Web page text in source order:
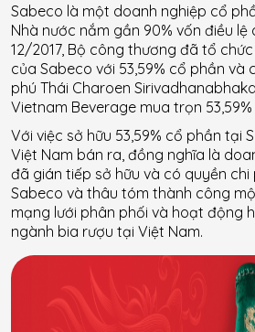
Sabeco là một doanh nghiệp cổ
Nhà nước nắm gần 90% vốn điều lệ
12/2017, Bộ công thương đã tổ
của Sabeco với 53,59% cổ phần
phú Thái Charoen
Vietnam Beverage mua trọn
Với việc sở hữu 53,59% cổ phần tại
Việt Nam bán ra, đồng nghĩa là
đã gián tiếp sở hữu và có quyền
Sabeco và thâu tóm thành công
mạng lưới phân phối và hoạt động
ngành bia rượu tại Việt Nam.